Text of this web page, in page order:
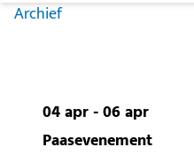
Archief
04 apr - 06 apr
Paasevenement